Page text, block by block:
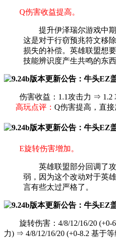
Q伤害收益提高。
提升伊泽瑞尔游戏中期
这是对于行窃预兆符文移
损失的补偿。英雄联盟想
技能辨识度产生共鸣的东西
伤害收益：1.1攻击力 ⇒ 1.2
高玩点评： Q伤害提高，直接
E旋转伤害增加。
英雄联盟部分回调了攻
弱，因为这个改动对于英
言有些太过严格了。
旋转伤害：4/8/12/16/20 (+0-
力) ⇒ 4/8/12/16/20 (+0-8.2 基于